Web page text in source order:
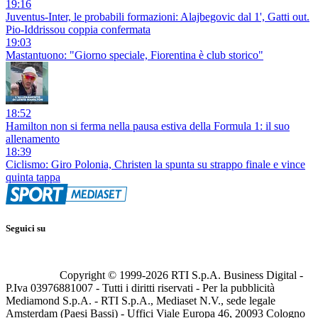
19:16
Juventus-Inter, le probabili formazioni: Alajbegovic dal 1', Gatti out.
Pio-Iddrissou coppia confermata
19:03
Mastantuono: "Giorno speciale, Fiorentina è club storico"
18:52
Hamilton non si ferma nella pausa estiva della Formula 1: il suo
allenamento
18:39
Ciclismo: Giro Polonia, Christen la spunta su strappo finale e vince
quinta tappa
Seguici su
Copyright © 1999-2026 RTI S.p.A. Business Digital -
P.Iva 03976881007 - Tutti i diritti riservati - Per la pubblicità
Mediamond S.p.A. - RTI S.p.A., Mediaset N.V., sede legale
Amsterdam (Paesi Bassi) - Uffici Viale Europa 46, 20093 Cologno